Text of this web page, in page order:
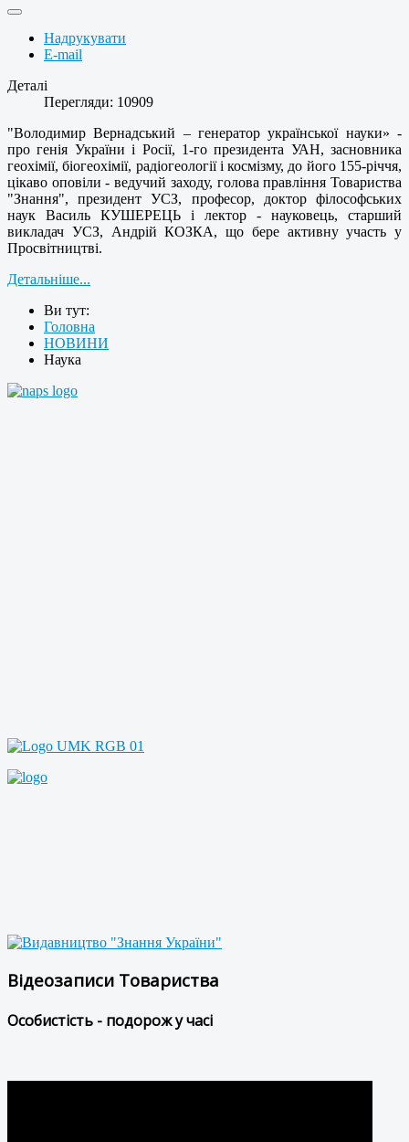
Надрукувати
E-mail
Деталі
Перегляди: 10909
"Володимир Вернадський – генератор української науки» -
про генія України і Росії, 1-го президента УАН, засновника
геохімії, біогеохімії, радіогеології і космізму, до його 155-річчя,
цікаво оповіли - ведучий заходу, голова правління Товариства
"Знання", президент УСЗ, професор, доктор філософських
наук Василь КУШЕРЕЦЬ і лектор - науковець, старший
викладач УСЗ, Андрій КОЗКА, що бере активну участь у
Просвітництві.
Детальніше...
Ви тут:
Головна
НОВИНИ
Наука
Відеозаписи Товариства
Особистість - подорож у часі